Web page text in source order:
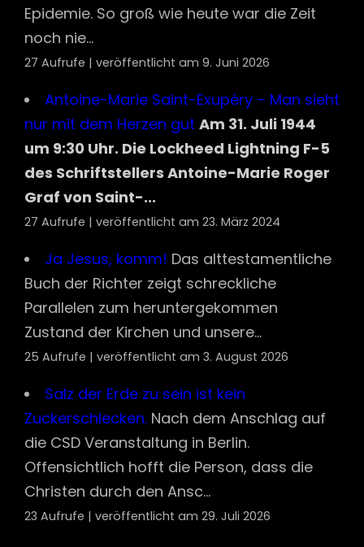
Epidemie. So groß wie heute war die Zeit
noch nie...
27 Aufrufe | veröffentlicht am 9. Juni 2026
Antoine-Marie Saint-Exupéry – Man sieht
nur mit dem Herzen gut Am 31. Juli 1944
um 9:30 Uhr. Die Lockheed Lightning F-5
des Schriftstellers Antoine-Marie Roger
Graf von Saint-...
27 Aufrufe | veröffentlicht am 23. März 2024
Ja Jesus, komm! Das alttestamentliche
Buch der Richter zeigt schreckliche
Parallelen zum heruntergekommen
Zustand der Kirchen und unsere...
25 Aufrufe | veröffentlicht am 3. August 2026
Salz der Erde zu sein ist kein
Zuckerschlecken. Nach dem Anschlag auf
die CSD Veranstaltung in Berlin.
Offensichtlich hofft die Person, dass die
Christen durch den Ansc...
23 Aufrufe | veröffentlicht am 29. Juli 2026